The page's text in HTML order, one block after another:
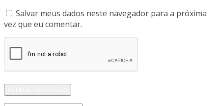
Salvar meus dados neste navegador para a próxima
vez que eu comentar.